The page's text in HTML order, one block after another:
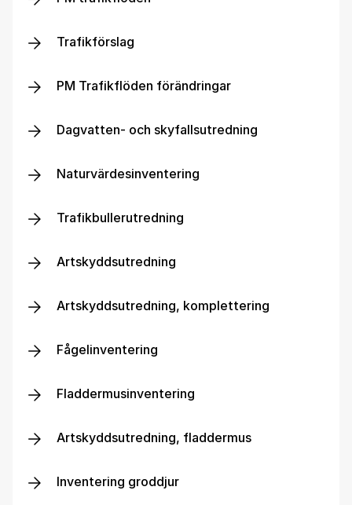
Trafikförslag
PM Trafikflöden förändringar
Dagvatten- och skyfallsutredning
Naturvärdesinventering
Trafikbullerutredning
Artskyddsutredning
Artskyddsutredning, komplettering
Fågelinventering
Fladdermusinventering
Artskyddsutredning, fladdermus
Inventering groddjur